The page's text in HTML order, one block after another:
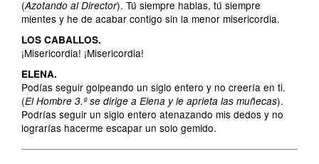
(Azotando al Director). Tú siempre hablas, tú siempre
mientes y he de acabar contigo sin la menor misericordia.
LOS CABALLOS.
¡Misericordia! ¡Misericordia!
ELENA.
Podías seguir golpeando un siglo entero y no creería en ti.
(El Hombre 3.º se dirige a Elena y le aprieta las muñecas).
Podrías seguir un siglo entero atenazando mis dedos y no
lograrías hacerme escapar un solo gemido.